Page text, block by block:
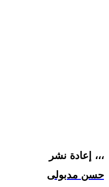
إعادة نشر ،،،
حسن مدبولى